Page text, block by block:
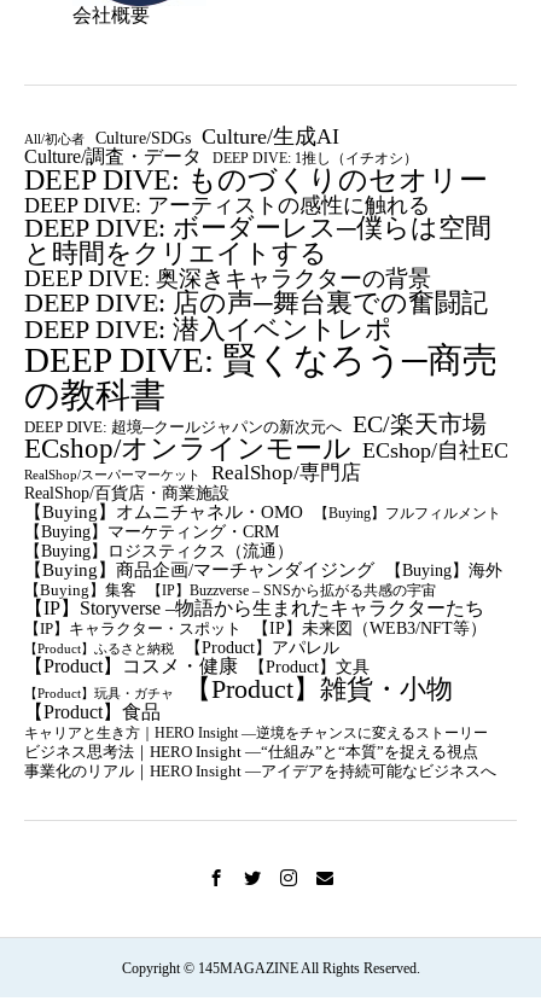
会社概要
All/初心者 Culture/SDGs Culture/生成AI
Culture/調査・データ DEEP DIVE: 1推し（イチオシ）
DEEP DIVE: ものづくりのセオリー
DEEP DIVE: アーティストの感性に触れる
DEEP DIVE: ボーダーレス─僕らは空間
と時間をクリエイトする
DEEP DIVE: 奥深きキャラクターの背景
DEEP DIVE: 店の声─舞台裏での奮闘記
DEEP DIVE: 潜入イベントレポ
DEEP DIVE: 賢くなろう─商売
の教科書
DEEP DIVE: 超境─クールジャパンの新次元へ EC/楽天市場
ECshop/オンラインモール ECshop/自社EC
RealShop/スーパーマーケット RealShop/専門店
RealShop/百貨店・商業施設
【Buying】オムニチャネル・OMO
【Buying】フルフィルメント
【Buying】マーケティング・CRM
【buying】ロジスティクス（流通）
【Buying】商品企画/マーチャンダイジング 【Buying】海外
【Buying】集客 【IP】Buzzverse – SNSから拡がる共感の宇宙
【IP】Storyverse –物語から生まれたキャラクターたち
【IP】キャラクター・スポット 【IP】未来図（WEB3/NFT等）
【Product】ふるさと納税 【Product】アパレル
【Product】コスメ・健康 【Product】文具
【Product】玩具・ガチャ 【Product】雑貨・小物
【Product】食品
キャリアと生き方｜HERO Insight —逆境をチャンスに変えるストーリー
ビジネス思考法｜HERO Insight —“仕組み”と“本質”を捉える視点
事業化のリアル｜HERO Insight —アイデアを持続可能なビジネスへ
Copyright © 145MAGAZINE All Rights Reserved.